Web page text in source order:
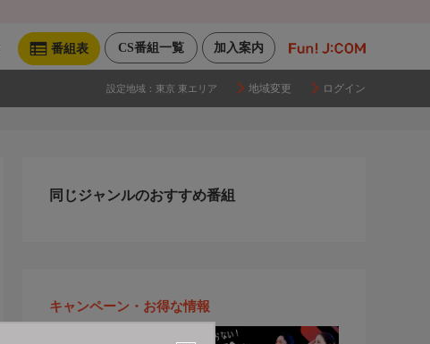
加入案内
CS番組一覧
番組表
設定地域： 東京 東エリア 地域変更 ログイン
同じジャンルのおすすめ番組
キャンペーン・お得な情報